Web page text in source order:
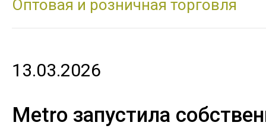
Оптовая и розничная торговля
13.03.2026
Metro запустила